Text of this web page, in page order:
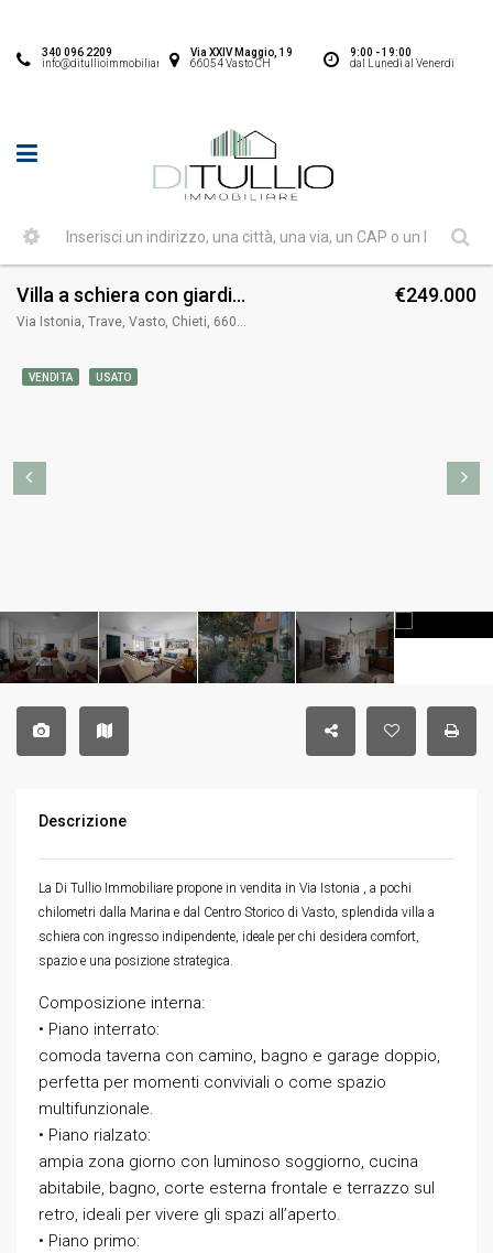
9:00 - 19:00
dal Lunedì al Venerdi
Via XXIV Maggio, 19
66054 Vasto CH
340 096 2209
info@ditullioimmobiliare.it
Villa a schiera con giardino Via Istonia Vasto
Via Istonia, Trave, Vasto, Chieti, 66054, Italia
€249.000
VENDITA USATO
Descrizione
La Di Tullio Immobiliare propone in vendita in Via Istonia , a pochi
chilometri dalla Marina e dal Centro Storico di Vasto, splendida villa a
schiera con ingresso indipendente, ideale per chi desidera comfort,
spazio e una posizione strategica.
Composizione interna:
• Piano interrato:
comoda taverna con camino, bagno e garage doppio,
perfetta per momenti conviviali o come spazio
multifunzionale.
• Piano rialzato:
ampia zona giorno con luminoso soggiorno, cucina
abitabile, bagno, corte esterna frontale e terrazzo sul
retro, ideali per vivere gli spazi all’aperto.
• Piano primo: